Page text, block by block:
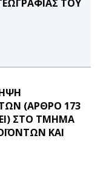
ΤΟΥ
(ΑΡΘΡΟ 173
ΣΤΟ ΤΜΗΜΑ
ΚΑΙ